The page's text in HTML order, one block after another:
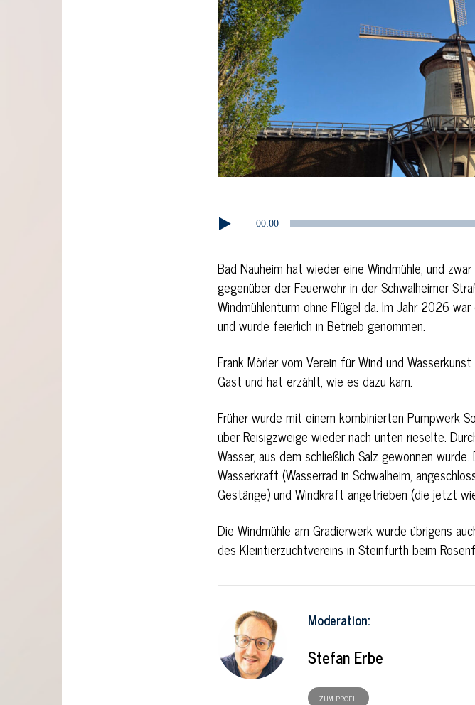
Audio-
00:00
Bad Nauheim hat wieder eine Windmühle, und
gegenüber der Feuerwehr in der Schwalheimer
Windmühlenturm ohne Flügel da. Im Jahr 2026
und wurde feierlich in Betrieb genommen.
Frank Mörler vom Verein für Wind und
Gast und hat erzählt, wie es dazu kam.
Früher wurde mit einem kombinierten Pumpwerk
über Reisigzweige wieder nach unten rieselte.
Wasser, aus dem schließlich Salz gewonnen
Wasserkraft (Wasserrad in Schwalheim,
Gestänge) und Windkraft angetrieben (die jetzt
Die Windmühle am Gradierwerk wurde übrigens
des Kleintierzuchtvereins in Steinfurth beim
Moderation:
Stefan Erbe
ZUM PROFIL